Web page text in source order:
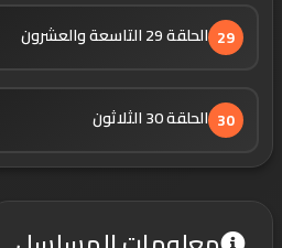
29 الحلقة 29 التاسعة والعشرون
30 الحلقة 30 الثلاثون